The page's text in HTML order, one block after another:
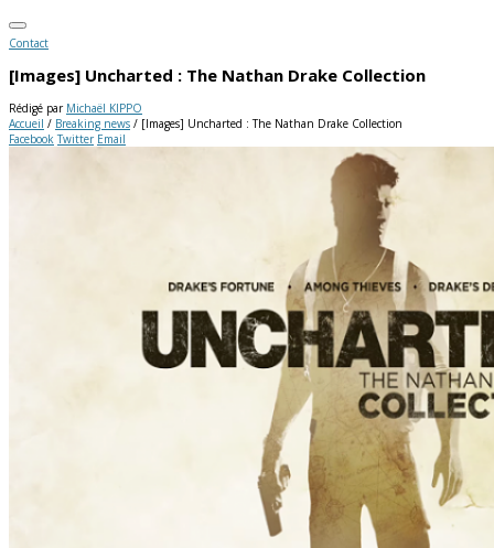
Contact
[Images] Uncharted : The Nathan Drake Collection
Rédigé par Michaël KIPPO
Accueil / Breaking news / [Images] Uncharted : The Nathan Drake Collection
Facebook Twitter Email